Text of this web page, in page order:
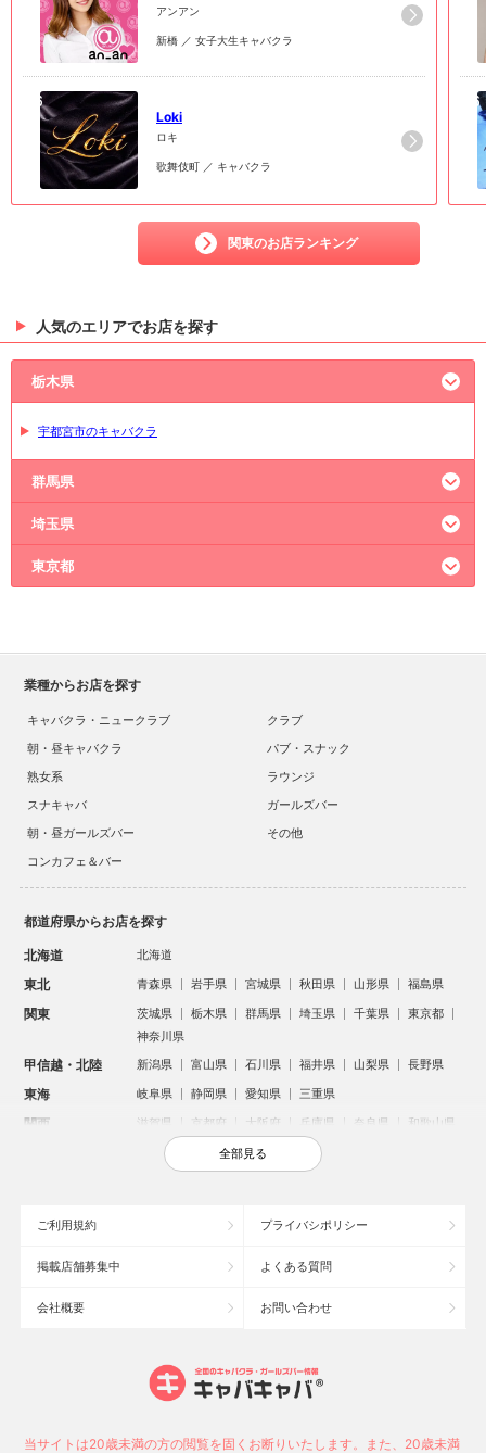
アンアン
新橋 ／ 女子大生キャバクラ
6
Loki
ロキ
歌舞伎町 ／ キャバクラ
関東のお店ランキング
6
人気のエリアでお店を探す
栃木県
宇都宮市のキャバクラ
群馬県
高崎市のキャバクラ
埼玉県
大宮のキャバクラ
東京都
上野のキャバクラ 池袋のキャバクラ
神田のキャバクラ
業種からお店を探す
キャバクラ・ニュークラブ
クラブ
朝・昼キャバクラ
パブ・スナック
熟女系
ラウンジ
スナキャバ
ガールズバー
朝・昼ガールズバー
その他
コンカフェ＆バー
都道府県からお店を探す
北海道 北海道
東北 青森県 岩手県 宮城県 秋田県 山形県 福島県
関東 茨城県 栃木県 群馬県 埼玉県 千葉県
東京都
神奈川県
甲信越・北陸 新潟県 富山県 石川県 福井県 山梨県 長野県
東海 岐阜県 静岡県 愛知県 三重県
関西 滋賀県 京都府 大阪府 兵庫県 奈良県 和歌山県
鳥取県 島根県 岡山県 広島県
沖縄県
大宮のキャバクラ
新潟市のキャバクラ
池袋駅（西口）のキャバクラ
全部見る
ご利用規約 プライバシポリシー
掲載店舗募集中 よくある質問
会社概要 お問い合わせ
当サイトは20歳未満の方の閲覧を固くお断りいたします。また、20歳未満